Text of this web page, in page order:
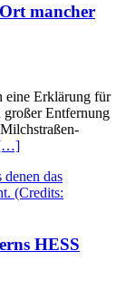
mancher
eine Erklärung für
großer Entfernung
HESS